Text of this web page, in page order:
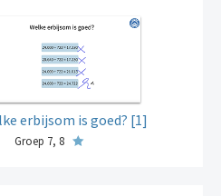
erbijsom is goed? [1]
Groep 7, 8